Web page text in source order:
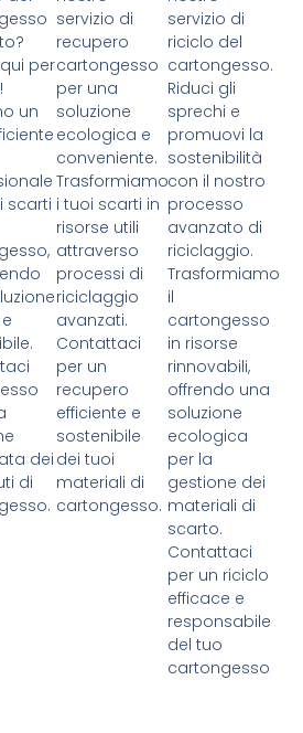
per
un
scarti
dei
di
servizio di
recupero
cartongesso
per una
soluzione
ecologica e
conveniente.
Trasformiamo
i tuoi scarti in
risorse utili
attraverso
processi di
riciclaggio
avanzati.
Contattaci
per un
recupero
efficiente e
sostenibile
dei tuoi
materiali di
cartongesso.
servizio di
riciclo del
cartongesso.
Riduci gli
sprechi e
promuovi la
sostenibilità
con il nostro
processo
avanzato di
riciclaggio.
Trasformiamo
il
cartongesso
in risorse
rinnovabili,
offrendo una
soluzione
ecologica
per la
gestione dei
materiali di
scarto.
Contattaci
per un riciclo
efficace e
responsabile
del tuo
cartongesso